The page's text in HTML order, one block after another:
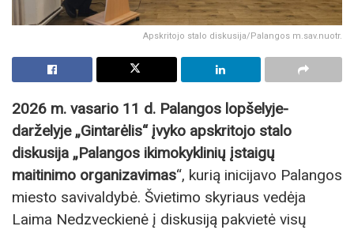
Apskritojo stalo diskusija/Palangos m.sav.nuotr.
2026 m. vasario 11 d. Palangos lopšelyje-
darželyje „Gintarėlis“ įvyko apskritojo stalo
diskusija „Palangos ikimokyklinių įstaigų
maitinimo organizavimas“, kurią inicijavo Palangos
miesto savivaldybė. Švietimo skyriaus vedėja
Laima Nedzveckienė į diskusiją pakvietė visų